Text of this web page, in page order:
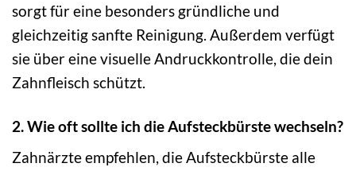
sorgt für eine besonders gründliche und
gleichzeitig sanfte Reinigung. Außerdem verfügt
sie über eine visuelle Andruckkontrolle, die dein
Zahnfleisch schützt.
2. Wie oft sollte ich die Aufsteckbürste wechseln?
Zahnärzte empfehlen, die Aufsteckbürste alle